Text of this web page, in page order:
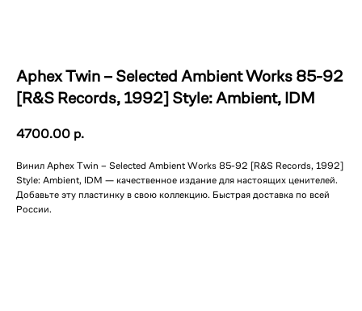
Aphex Twin – Selected Ambient Works 85-92
[R&S Records, 1992] Style: Ambient, IDM
4700.00 р.
Винил Aphex Twin – Selected Ambient Works 85-92 [R&S Records, 1992]
Style: Ambient, IDM — качественное издание для настоящих ценителей.
Добавьте эту пластинку в свою коллекцию. Быстрая доставка по всей
России.